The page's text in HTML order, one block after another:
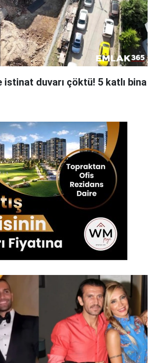
istinat duvarı çöktü! 5 katlı bina